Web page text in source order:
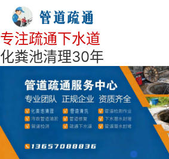
专注疏通下水道
化粪池清理30年